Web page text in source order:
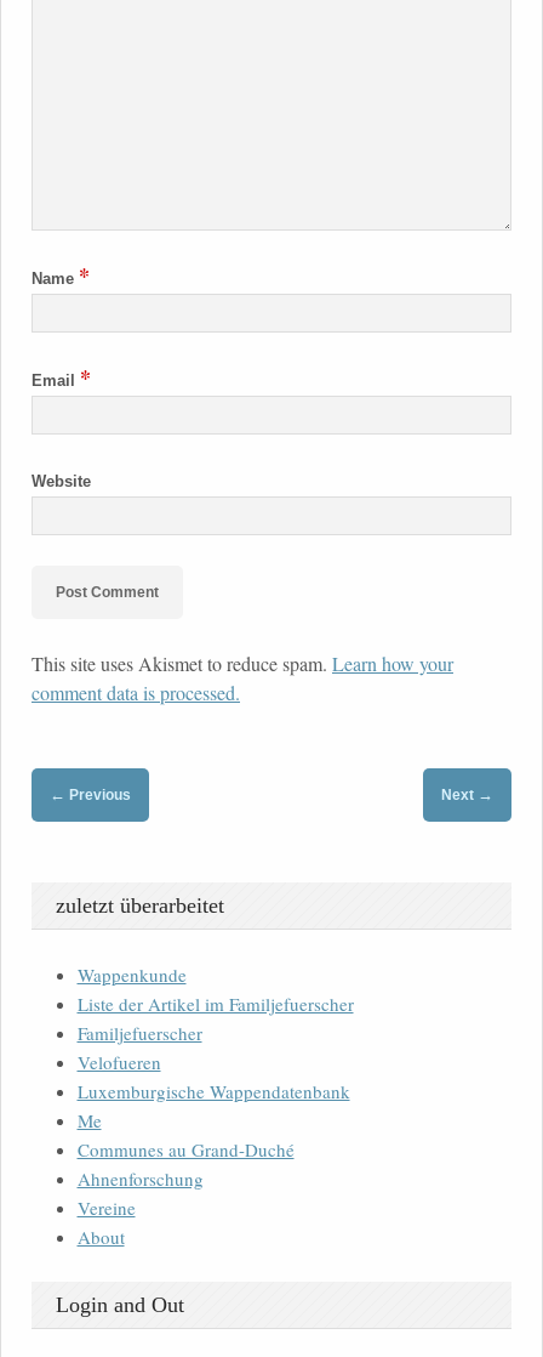
Name *
Email *
Website
This site uses Akismet to reduce spam. Learn how your
comment data is processed.
← Previous Next →
zuletzt überarbeitet
Wappenkunde
Liste der Artikel im Familjefuerscher
Familjefuerscher
Velofueren
Luxemburgische Wappendatenbank
Me
Communes au Grand-Duché
Ahnenforschung
Vereine
About
Login and Out